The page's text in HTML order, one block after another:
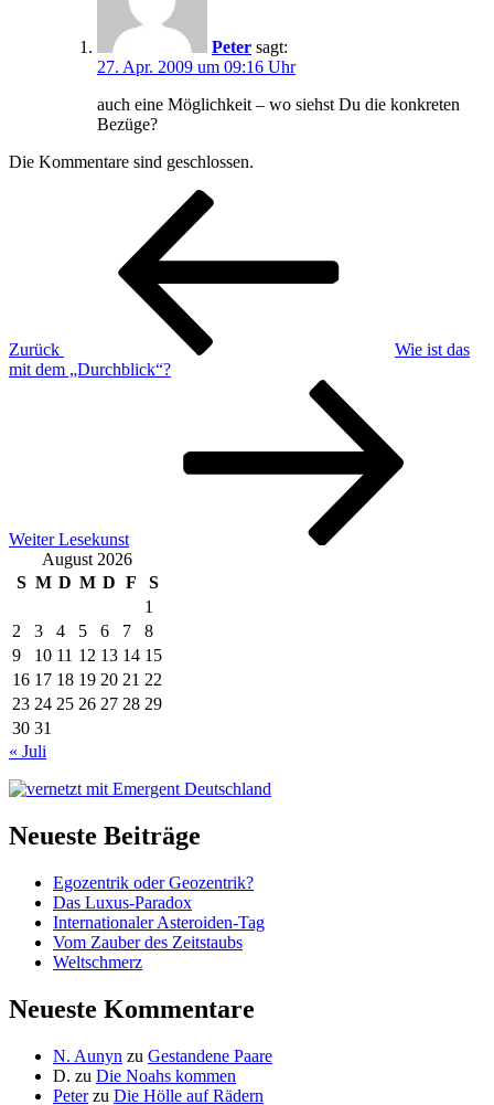
Peter sagt:
27. Apr. 2009 um 09:16 Uhr
auch eine Möglichkeit – wo siehst Du die konkreten
Bezüge?
Die Kommentare sind geschlossen.
Beitragsnavigation
Zurück
Wie ist das
mit dem „Durchblick“?
Weiter Lesekunst
August 2026
S M D M D F
S
1
2
3 4 5 6 7
8
9
10 11 12 13 14 15
16 17 18 19 20 21 22
23 24 25 26 27 28 29
30 31
« Juli
Neueste Beiträge
Egozentrik oder Geozentrik?
Das Luxus-Paradox
Internationaler Asteroiden-Tag
Vom Zauber des Zeitstaubs
Weltschmerz
Neueste Kommentare
N. Aunyn zu Gestandene Paare
D. zu Die Noahs kommen
Peterzu Die Hölle auf Rädern